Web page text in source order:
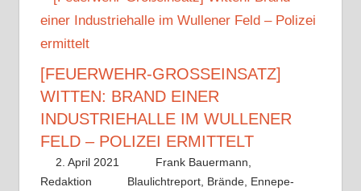
[FEUERWEHR-GROSSEINSATZ] W
ITTEN: BRAND EINER I
NDUSTRIEHALLE IM WULLENER F
ELD – POLIZEI ERMITTELT
2. April 2021
Frank Bauermann,
Redaktion
Blaulichtreport Brände Ennepe-